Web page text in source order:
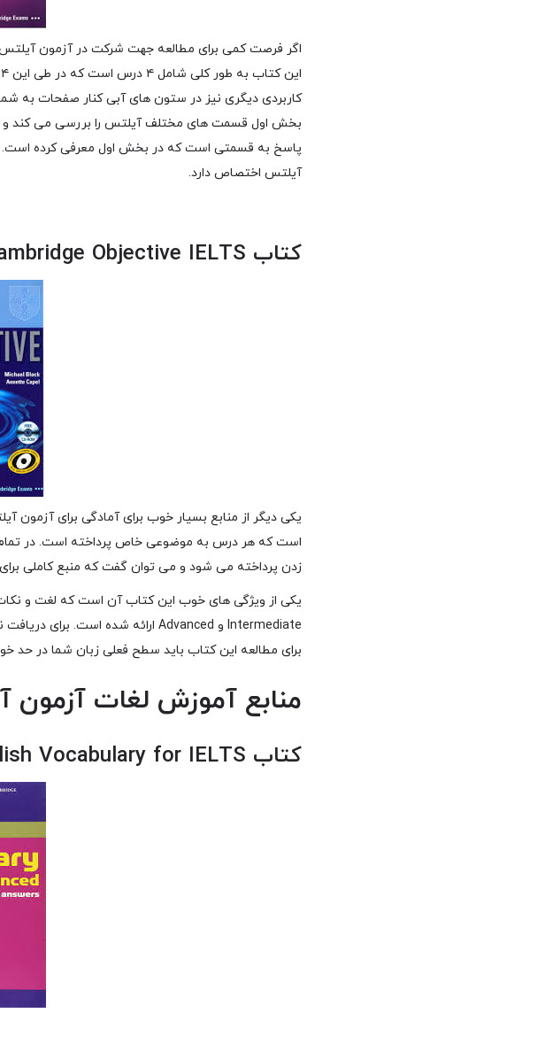
کاربردی دیگری نیز در ستون های آبی کنار صفحات به
بخش اول قسمت های مختلف آیلتس را بررسی می کند و
پاسخ به قسمتی است که در بخش اول معرفی کرده است.
آیلتس اختصاص دارد.
کتاب Cambridge Objective IELTS
است که هر درس به موضوعی خاص پرداخته است. در
زدن پرداخته می شود و می توان گفت که منبع کاملی
یکی از ویژگی های خوب این کتاب آن است که لغت و
برای مطالعه این کتاب باید سطح فعلی زبان شما در حد
منابع آموزش لغات آزمون
کتاب Cambridge English Vocabulary for IELTS